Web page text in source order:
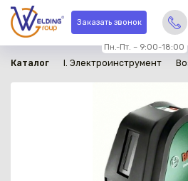
Заказать звонок
Пн.-Пт. – 9:00-18:00
Каталог I. Электроинструмент
в наличии